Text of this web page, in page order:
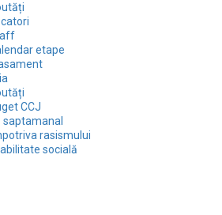
etape
CCJ
saptamanal
rasismului
socială